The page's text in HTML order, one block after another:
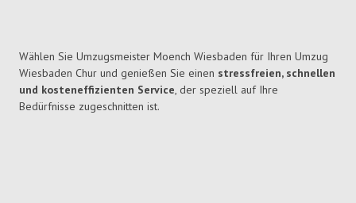
Wählen Sie Umzugsmeister Moench Wiesbaden für Ihren Umzug
Wiesbaden Chur und genießen Sie einen stressfreien, schnellen
und kosteneffizienten Service, der speziell auf Ihre
Bedürfnisse zugeschnitten ist.